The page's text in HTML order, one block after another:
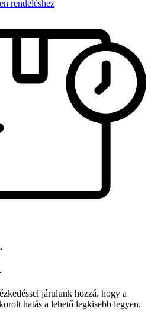
rendeléshez
járulunk hozzá, hogy a
hatás a lehető legkisebb legyen.